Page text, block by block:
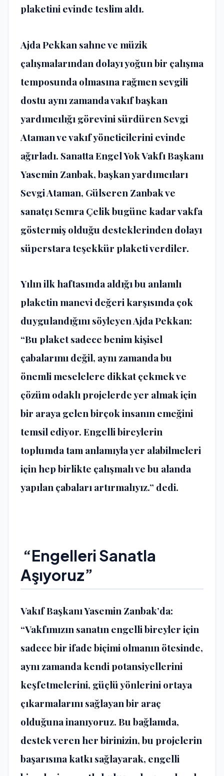
plaketini evinde teslim aldı.
Ajda Pekkan sahne ve müzik
çalışmalarından dolayı yoğun bir çalışma
temposunda olmasına rağmen sevgili
dostu aynı zamanda vakıf başkan
yardımcılığı görevini sürdüren Sevgi
Ataman ve vakıf yöneticilerini evinde
ağırladı. Sanatta Engel Yok Vakfı Başkanı
Yasemin Zanbak, başkan yardımcıları
Sevgi Ataman, Gülseren Zanbak ve
sanatçı Semra Çelik bugüne kadar vakfa
göstermiş olduğu desteklerinden dolayı
süperstara teşekkür plaketi verdiler.
Yılın ilk haftasında aldığı bu anlamlı
plaketin manevi değeri karşısında çok
duygulandığını söyleyen Ajda Pekkan:
“Bu plaket sadece benim kişisel
çabalarımı değil, aynı zamanda bu
önemli meselelere dikkat çekmek ve
çözüm odaklı projelerde yer almak için
bir araya gelen birçok insanın emeğini
temsil ediyor. Engelli bireylerin
toplumda tam anlamıyla yer alabilmeleri
için hep birlikte çalışmalı ve bu alanda
yapılan çabaları artırmalıyız.” dedi.
“Engelleri Sanatla
Aşıyoruz”
Vakıf Başkanı Yasemin Zanbak’da:
“Vakfımızın sanatın engelli bireyler için
sadece bir ifade biçimi olmanın ötesinde,
aynı zamanda kendi potansiyellerini
keşfetmelerini, güçlü yönlerini ortaya
çıkarmalarını sağlayan bir araç
olduğuna inanıyoruz. Bu bağlamda,
destek veren her birinizin, bu projelerin
başarısına katkı sağlayarak, engelli